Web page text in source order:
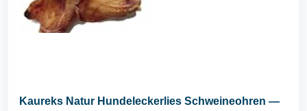
Kaureks Natur Hundeleckerlies Schweineohren —